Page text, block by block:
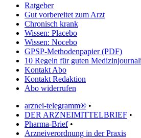
Ratgeber
Gut vorbereitet zum Arzt
Chronisch krank
Wissen: Placebo
Wissen: Nocebo
GPSP-Methodenpapier (PDF)
10 Regeln für guten
Kontakt Abo
Kontakt Redaktion
Abo widerrufen
arznei-telegramm® •
DER ARZNEIMITTELBRIEF •
Pharma-Brief•
Arzneiverordnung in der Praxis